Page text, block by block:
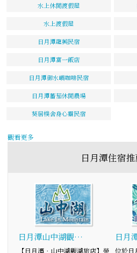
水上休閒渡假屋
水上渡假屋
日月潭龍興民宿
日月潭富一飯店
日月潭御水嶼咖啡民宿
日月潭蕃茄休閒農場
葵居樸舍身心靈民宿
觀看更多
日月潭住宿
日月潭山中湖觀…
【日月潭‧山中湖觀湖旅店】榮
日月
位於日